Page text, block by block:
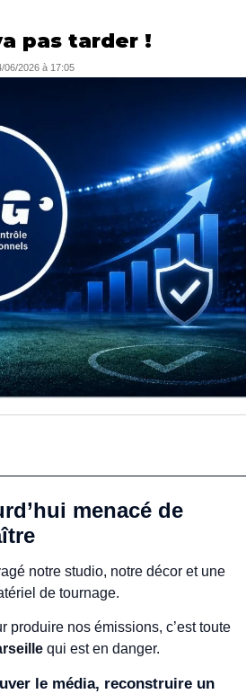
pas tarder !
06/2026 à 17:05
menacé de
notre studio, notre décor et une
de tournage.
produire nos émissions, c’est toute
qui est en danger.
le média, reconstruire un